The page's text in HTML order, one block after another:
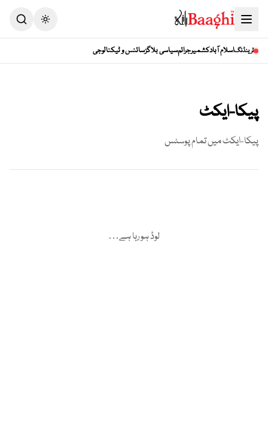
Toggle theme
ٹرینڈنگاسلام آبادکشمیرجرائمسیاسی بلاگزسائنس و ٹیکنالوجی
پیکا-ایکٹ
پیکا-ایکٹمیں تمام پوسٹس
لوڈ ہو رہا ہے…